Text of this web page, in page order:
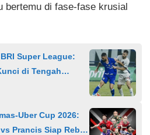
bertemu di fase-fase krusial
Super League:
di Tengah
Uber Cup 2026:
Prancis Siap Rebut